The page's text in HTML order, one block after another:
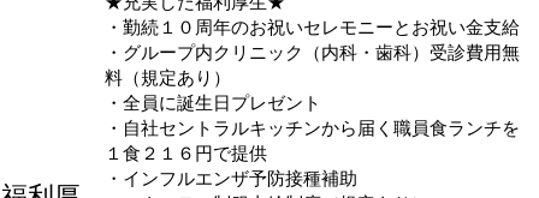
・勤続１０周年のお祝いセレモニーとお祝い金支給
・グループ内クリニック（内科・歯科）受診費用無
料（規定あり）
・全員に誕生日プレゼント
・自社セントラルキッチンから届く職員食ランチを
１食２１６円で提供
・インフルエンザ予防接種補助